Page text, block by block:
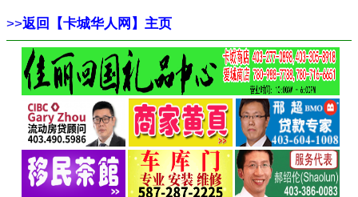
>>返回【卡城华人网】主页